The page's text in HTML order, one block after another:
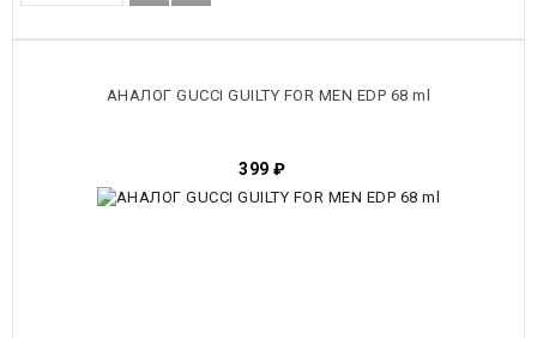
АНАЛОГ GUCCI GUILTY FOR MEN EDP 68 ml
399 ₽